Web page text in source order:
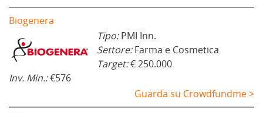
Biogenera
Tipo:PMI Inn.
Settore:Farma e Cosmetica
Target:€ 250.000
Inv. Min.:€576
Guarda su Crowdfundme >